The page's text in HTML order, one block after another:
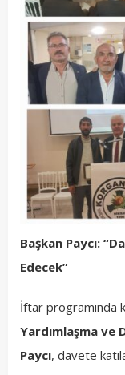
Başkan Paycı:
Edecek”
İftar programında
Yardımlaşma ve
Paycı, davete